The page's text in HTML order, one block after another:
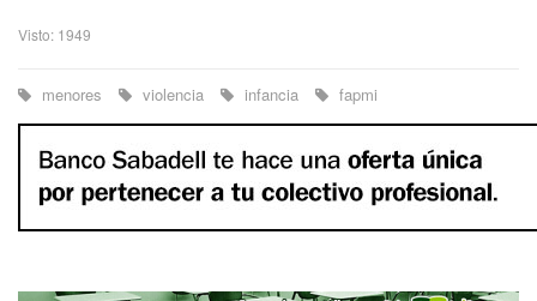
Visto: 1949
menores violencia infancia fapmi